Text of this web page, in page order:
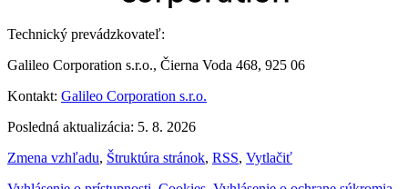
Technický prevádzkovateľ:
Galileo Corporation s.r.o., Čierna Voda 468, 925 06
Kontakt: Galileo Corporation s.r.o.
Posledná aktualizácia: 5. 8. 2026
Zmena vzhľadu, Štruktúra stránok, RSS, Vytlačiť